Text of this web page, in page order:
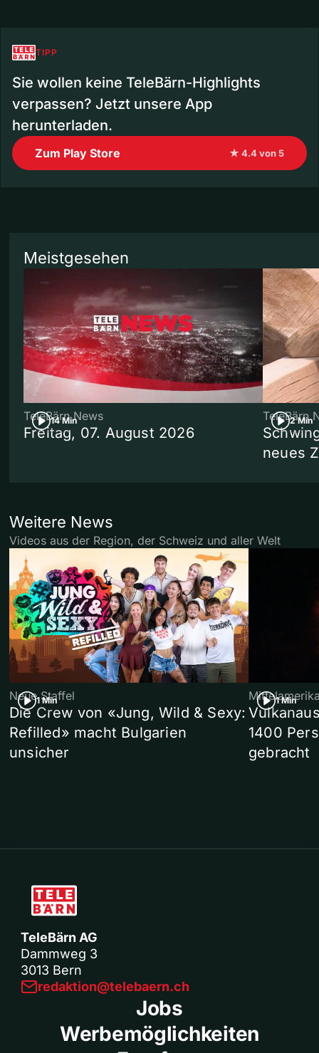
TIPP
Sie wollen keine TeleBärn-Highlights
verpassen? Jetzt unsere App
herunterladen.
Zum Play Store ★ 4.4 von 5
Meistgesehen
14 Min
TeleBärn News
Freitag, 07. August 2026
2 Min
TeleBärn
neues
Weitere News
Videos aus der Region, der Schweiz und aller Welt
1 Min
Neue Staffel
Die Crew von «Jung, Wild & Sexy:
Refilled» macht Bulgarien
unsicher
1 Min
1400
gebracht
TeleBärn AG
Dammweg 3
3013 Bern
redaktion@telebaern.ch
Jobs
Werbemöglichkeiten